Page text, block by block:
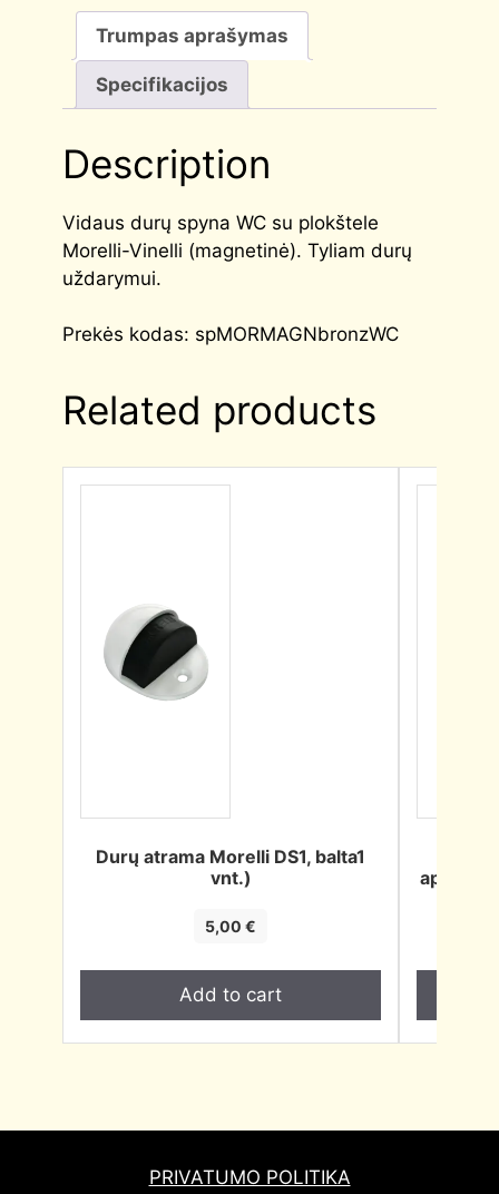
Trumpas aprašymas
Specifikacijos
Description
Vidaus durų spyna WC su plokštele
Morelli-Vinelli (magnetinė). Tyliam durų
uždarymui.
Prekės kodas: spMORMAGNbronzWC
Related products
Durų atrama Morelli DS1, balta1
vnt.)
5,00€
Add to cart
apvalus
PRIVATUMO POLITIKA